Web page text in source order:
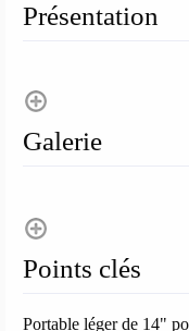
Présentation
Galerie
Points clés
Portable léger de 14"